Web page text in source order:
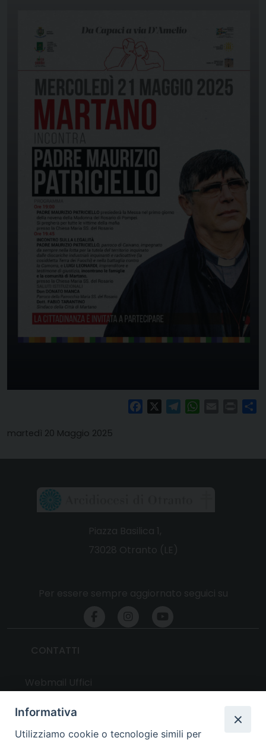
FacebookTelegramWhatsAppPrint
martedì 20 Maggio 2025
UTILITY
Informativa
Utilizziamo cookie o tecnologie simili per